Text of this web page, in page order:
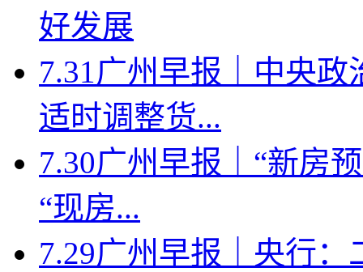
好发展
7.31广州早报｜中央
适时调整货...
7.30广州早报｜“新房
“现房...
7.29广州早报｜央行